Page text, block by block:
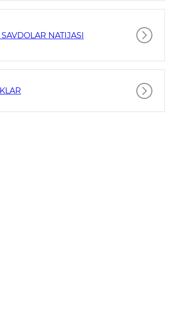
NATIJASI